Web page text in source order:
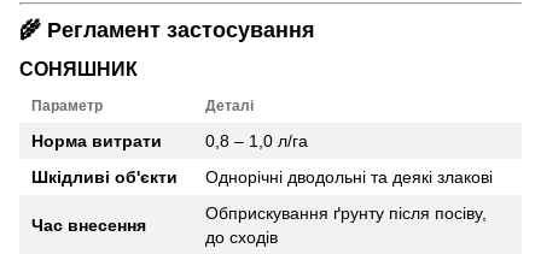
🌾 Регламент застосування
СОНЯШНИК
Параметр Деталі
Норма витрати
0,8 – 1,0 л/га
Шкідливі об'єкти
Однорічні дводольні та деякі злакові
Час внесення
Обприскування ґрунту після посіву,
до сходів